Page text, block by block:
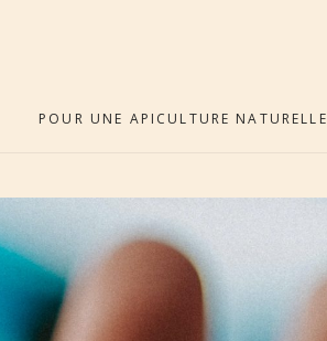
POUR UNE APICULTURE NATURELLE